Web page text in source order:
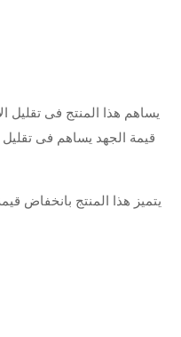
يساهم هذا المنتج فى تقليل
قيمة الجهد يساهم فى تقليل